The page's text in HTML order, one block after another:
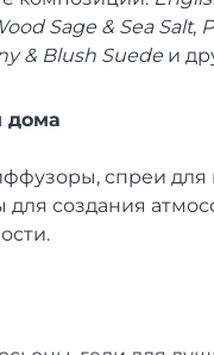
Sage & Sea Salt,
& Blush Suede и
дома
спреи
для создания